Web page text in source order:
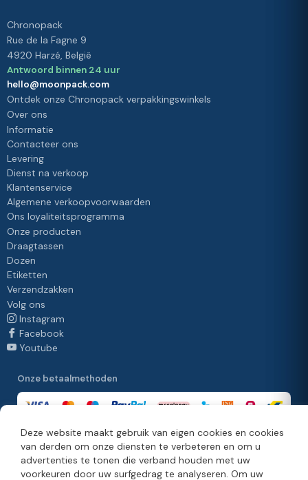
Deze website maakt gebruik van eigen cookies en cookies
van derden om onze diensten te verbeteren en om u
advertenties te tonen die verband houden met uw
voorkeuren door uw surfgedrag te analyseren. Om uw
Chronopack
Rue de la Fagne 9
4920 Harzé, België
Antwoord binnen 24 uur
hello@moonpack.com
Ontdek onze Chronopack verpakkingswinkels
Over ons
Informatie
Contacteer ons
Levering
Dienst na verkoop
Klantenservice
Algemene verkoopvoorwaarden
Ons loyaliteitsprogramma
Onze producten
Draagtassen
Dozen
Etiketten
Verzendzakken
Volg ons
Instagram
Facebook
Youtube
Onze betaalmethoden
Onze leveringsmethoden